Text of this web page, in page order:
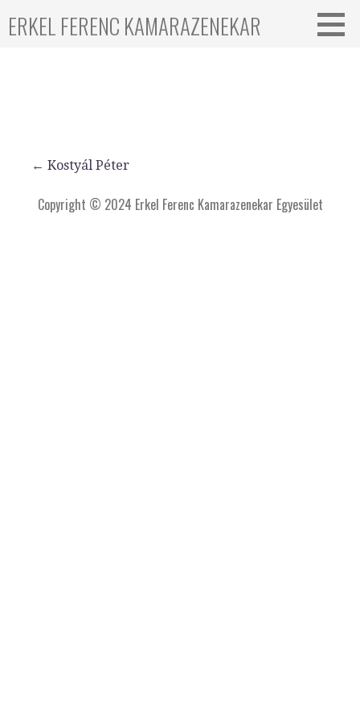
ERKEL FERENC KAMARAZENEKAR
← Kostyál Péter
Copyright © 2024 Erkel Ferenc Kamarazenekar Egyesület